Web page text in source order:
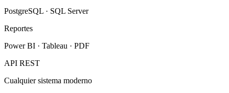
PostgreSQL · SQL Server
Reportes
Power BI · Tableau · PDF
API REST
Cualquier sistema moderno